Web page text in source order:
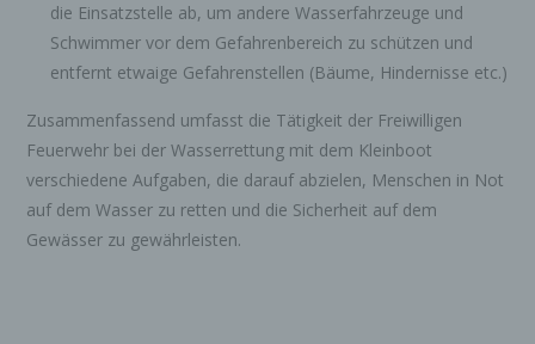
die Einsatzstelle ab, um andere Wasserfahrzeuge und
Schwimmer vor dem Gefahrenbereich zu schützen und
entfernt etwaige Gefahrenstellen (Bäume, Hindernisse etc.)
Zusammenfassend umfasst die Tätigkeit der Freiwilligen
Feuerwehr bei der Wasserrettung mit dem Kleinboot
verschiedene Aufgaben, die darauf abzielen, Menschen in Not
auf dem Wasser zu retten und die Sicherheit auf dem
Gewässer zu gewährleisten.
identifizierbar wird eine natürliche Person
angesehen, die direkt oder indirekt,
insbesondere mittels Zuordnung zu einer
Kennung wie einem Namen, zu einer
Kennnummer, zu Standortdaten, zu einer
Online-Kennung oder zu einem oder mehreren
besonderen Merkmalen, die Ausdruck der
physischen, physiologischen, genetischen,
psychischen, wirtschaftlichen, kulturellen oder
sozialen Identität dieser natürlichen Person
sind, identifiziert werden kann.